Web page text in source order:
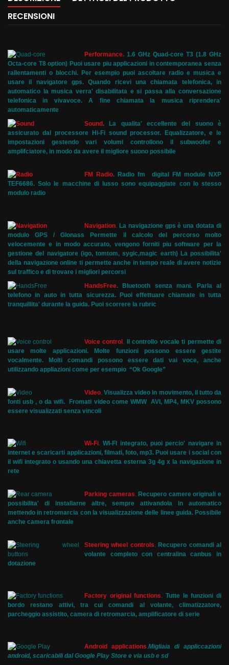
RECENSIONI
Performance. 1.6 GHz Quad-core T3 (1.8 GHz
Octa-core T8 option) Puoi usare piu applicazioni in contemporanea senza
rallentamenti o blocchi. Per esempio puoi ascoltare radio e musica e
usare il navigatore gps. Quando ricevi una chiamata telefonica, in
automatico la musica verra' disabilitata e si passa alla conversazione
telefonica in vivavoce. A fine chiamata la musica riprendera'
automaticamente
Sound. La qualita' eccellente del suono è
assicurato dal processore Hi-Fi sound processor. Equalizzatore, e le
impostazioni gestendo vari volumi controllono il subwoofer e
amplifciatore, in modo da avere il migliore suono possibile
FM Radio. Radio fm digital FM module NXP
TEF6686. Solo le macchine di lusso sono equipaggiate con lo stesso
modulo radio
Navigation La navigazione gps è una dotata di
modulo GPS / Glonass Permette il calcolo del percorso molto
velocemente e in modo accurato, vengono forniti piu software per la
gestione del navigatore (igo, tomtom, sygic,magic earth) La possibilita'
della navigazione online ti permette anche in tempo reale di avere notizie
sul traffico e di trovare i migliori percorsi
HandsFree.
Bluetooth senza mani. Parla al
telefono in auto in tutta sicurezza. Puoi effettuare chiamate in tutta
tranquillita' durante la guida. Puoi scorrere la rubric
Voice control
Il controllo vocale ti permette di
usare molte applicazioni. Molte funzioni possono essere gestite
vocalmente. Molti comandi possono essere dati vai voce, anche
utilizzando appliazioni come per esempio “Ok Google”
Video .Visualizza video in movimento, il tutto da
fonti usb , o da wifi. Fromati video come WMW AVI, MP4, MKV possono
essere visualizzati senza vincoli
Wi-Fi .WI-FI integrato, puoi percio' navigare in
internet e scaricarti applicazioni, filmati, foto, mp3. Puoi usare i social con
il wifi integrato o usando una chiavetta esterna 3g 4g x la navigazione in
rete
Parking cameras Recupero camere originali e
possibilita' di installarne altre, sempre attivandola in automatico
mettendo in retromarcia con la visualizzazione delle linee guida. Possibile
anche camera frontale
Steering wheel controls
Recupero comandi al
volante completo con centralina canbus in
dotazione
Factory original functions .Tutte le funzioni di
bordo restano attivi, tra cui comandi al volante, climatizzatore,
parcheggio assistito, camera di retromarcia, amplificatore di serie
Android applications Migliaia di appliccazioni
android, scaricabili dal Google Play Store e via usb e sd